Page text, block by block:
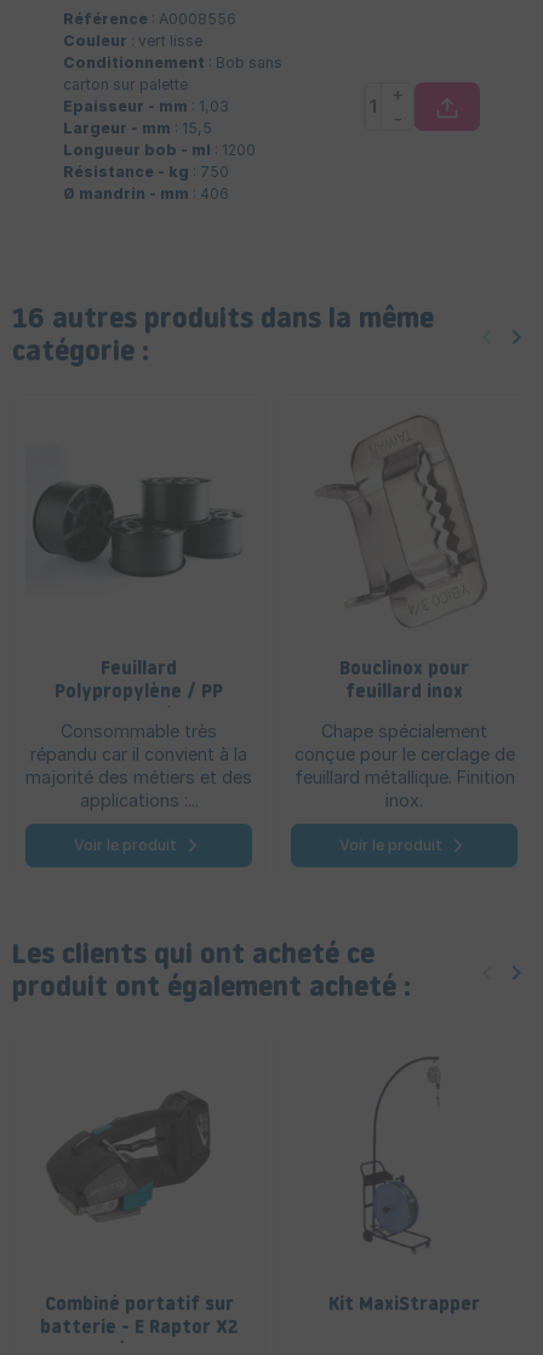
Référence : A0008556
Couleur : vert lisse
Conditionnement : Bob sans
carton sur palette
Epaisseur - mm : 1,03
Largeur - mm : 15,5
Longueur bob - ml : 1200
Résistance - kg : 750
Ø mandrin - mm : 406
+
-
16 autres produits dans la même
catégorie :
keyboard_arrow_right
Feuillard
Polypropylène / PP
Consommable très
répandu car il convient à la
majorité des métiers et des
applications :...
Voir le produit
Bouclinox pour
feuillard inox
Chape spécialement
conçue pour le cerclage de
feuillard métallique. Finition
inox.
Voir le produit
Les clients qui ont acheté ce
produit ont également acheté :
keyboard_arrow_right
Combiné portatif sur
batterie - E Raptor X2
Kit MaxiStrapper